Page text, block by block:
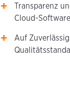
Transparenz
Cloud-
Auf